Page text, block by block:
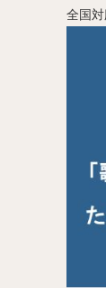
全国